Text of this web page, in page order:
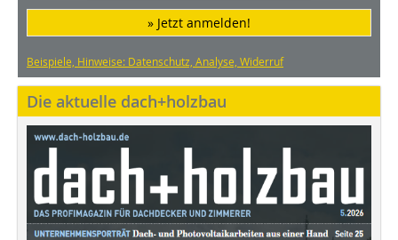
» Jetzt anmelden!
Beispiele, Hinweise: Datenschutz, Analyse, Widerruf
Die aktuelle dach+holzbau